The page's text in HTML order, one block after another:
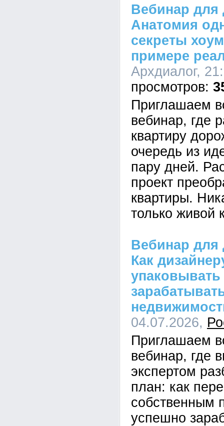
Вебинар для
Анатомия
секреты
примере
Архдиалог,
Приглашаем
вебинар, где
квартиру
очередь из
пару дней.
проект
квартиры.
только живой
Вебинар для
Как
упаковывать
04.07.2026,
Приглашаем
вебинар, где
экспертом
план: как
собственным
успешно